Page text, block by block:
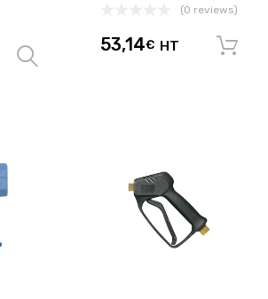
Choix des options
(0 reviews)
53,14€ HT